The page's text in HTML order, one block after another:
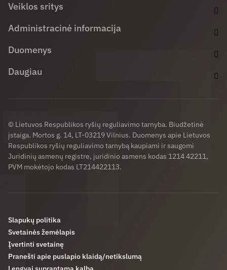
Veiklos sritys
Administracinė informacija
Duomenys
Daugiau
© Lietuvos Respublikos ryšių reguliavimo tarnyba. Biudžetinė
įstaiga. Mortos g. 14, LT-03219 Vilnius. Duomenys apie Lietuvos
Respublikos ryšių reguliavimo tarnybą kaupiami ir saugomi
Juridinių asmenų registre, juridinio asmens kodas 1214 42211,
PVM mokėtojo kodas LT214422113.
Slapukų politika
Svetainės žemėlapis
Įvertinti svetainę
Pranešti apie puslapio klaidą/netikslumą